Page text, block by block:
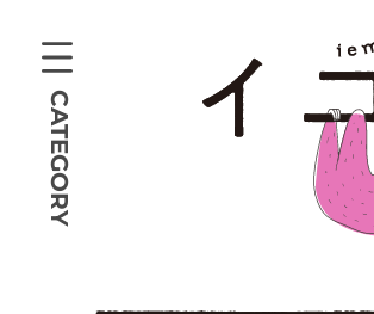
CATEGORY